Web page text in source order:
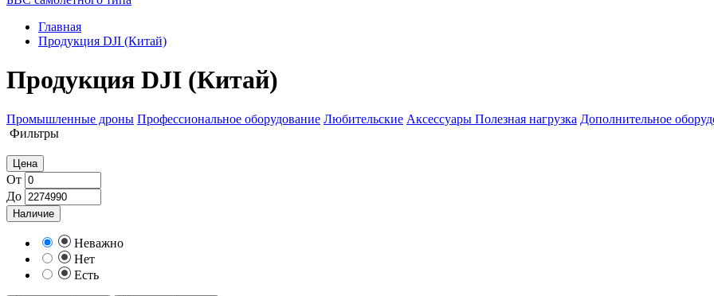
Главная
Продукция DJI (Китай)
Продукция DJI (Китай)
Промышленные дроны Профессиональное оборудование Любительские Аксессуары Полезная нагрузка Дополнительное
Фильтры
Цена
От
До
Наличие
Неважно
Нет
Есть